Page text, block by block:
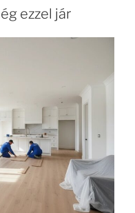
ezzel jár